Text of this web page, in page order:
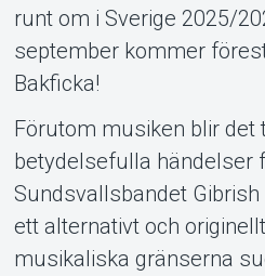
runt om i Sverige 2025/
september kommer
Bakficka!
Förutom musiken blir det
betydelsefulla händelser
Sundsvallsbandet
ett alternativt och
musikaliska gränserna